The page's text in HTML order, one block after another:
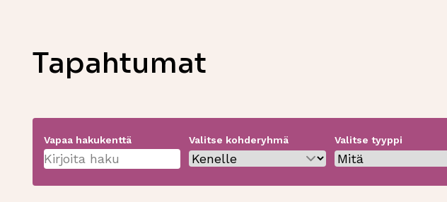
Tapahtumat
Vapaa hakukenttä Valitse kohderyhmä Valitse tyyppi